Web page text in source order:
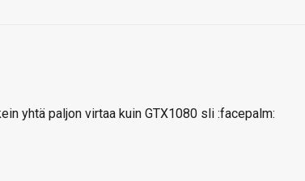
yhtä paljon virtaa kuin GTX1080 sli :facepalm: